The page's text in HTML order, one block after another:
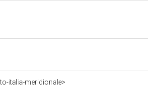
italia-meridionale>